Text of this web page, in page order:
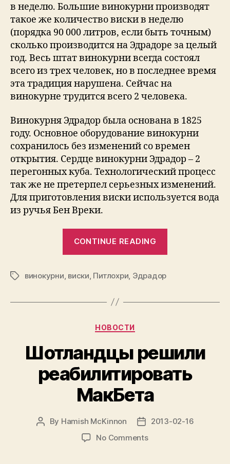
в неделю. Большие винокурни производят
такое же количество виски в неделю
(порядка 90 000 литров, если быть точным)
сколько производится на Эдрадоре за целый
год. Весь штат винокурни всегда состоял
всего из трех человек, но в последнее время
эта традиция нарушена. Сейчас на
винокурне трудится всего 2 человека.
Винокурня Эдрадор была основана в 1825
году. Основное оборудование винокурни
сохранилось без изменений со времен
открытия. Сердце винокурни Эдрадор – 2
перегонных куба. Технологический процесс
так же не претерпел серьезных изменений.
Для приготовления виски используется вода
из ручья Бен Вреки.
CONTINUE READING
Tagsвинокурни виски Питлохри Эдрадор
Categories
НОВОСТИ
Шотландцы решили
реабилитировать
МакБета
Post
By Hamish McKinnon
Post
date
2013-02-16
No Commentson